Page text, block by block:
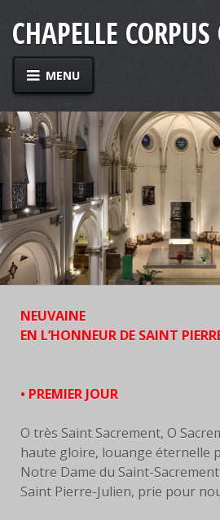
CLOSE MENU
HOME
HORAIRE
ACTIVITÉS
EYMARD
EYMARD VIE
EYMARD VIE-FILM
CITATIONS
CONGREGATION
FACEBOOK
SERVANTES
PRIÈRES
CHAPELLE
MENU
NEUVAINE
EN L’HONNEUR DE SAINT
• PREMIER JOUR
O très Saint Sacrement, O
haute gloire, louange éternelle
Notre Dame du Saint-
Saint Pierre-Julien, prie pour